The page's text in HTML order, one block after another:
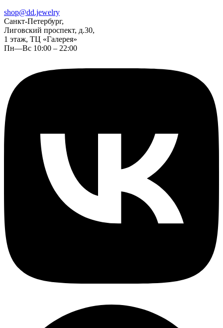
shop@dd.jewelry
Санкт-Петербург,
Лиговский проспект, д.30,
1 этаж, ТЦ «Галерея»
Пн—Вс 10:00 – 22:00